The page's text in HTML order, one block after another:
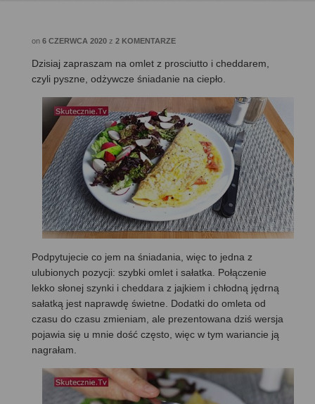
on 6 CZERWCA 2020 z 2 KOMENTARZE
Dzisiaj zapraszam na omlet z prosciutto i cheddarem,
czyli pyszne, odżywcze śniadanie na ciepło.
Podpytujecie co jem na śniadania, więc to jedna z
ulubionych pozycji: szybki omlet i sałatka. Połączenie
lekko słonej szynki i cheddara z jajkiem i chłodną jędrną
sałatką jest naprawdę świetne. Dodatki do omleta od
czasu do czasu zmieniam, ale prezentowana dziś wersja
pojawia się u mnie dość często, więc w tym wariancie ją
nagrałam.